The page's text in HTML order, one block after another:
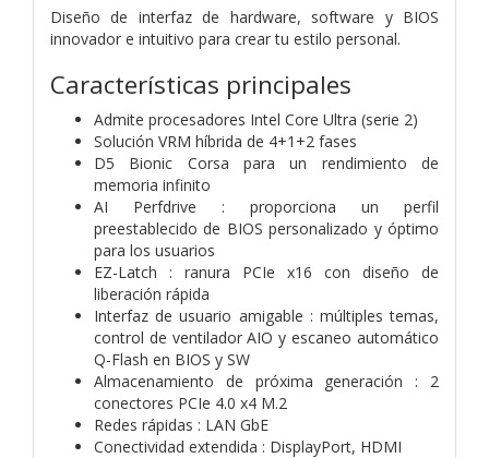
Diseño de interfaz de hardware, software y BIOS
innovador e intuitivo para crear tu estilo personal.
Características principales
Admite procesadores Intel Core Ultra (serie 2)
Solución VRM híbrida de 4+1+2 fases
D5 Bionic Corsa para un rendimiento de
memoria infinito
AI Perfdrive : proporciona un perfil
preestablecido de BIOS personalizado y óptimo
para los usuarios
EZ-Latch : ranura PCIe x16 con diseño de
liberación rápida
Interfaz de usuario amigable : múltiples temas,
control de ventilador AIO y escaneo automático
Q-Flash en BIOS y SW
Almacenamiento de próxima generación : 2
conectores PCIe 4.0 x4 M.2
Redes rápidas : LAN GbE
Conectividad extendida : DisplayPort, HDMI